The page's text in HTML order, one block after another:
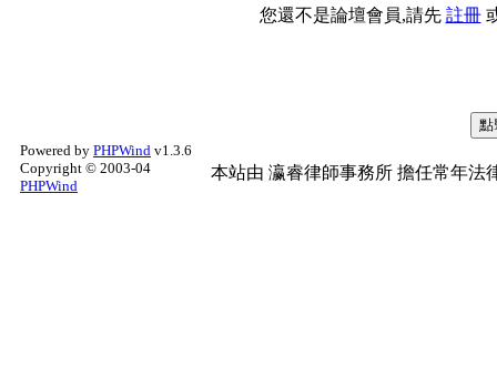
您還不是論壇會員,請先 註冊
Powered by PHPWind v1.3.6
Copyright © 2003-04
PHPWind
本站由 瀛睿律師事務所 擔任常年法